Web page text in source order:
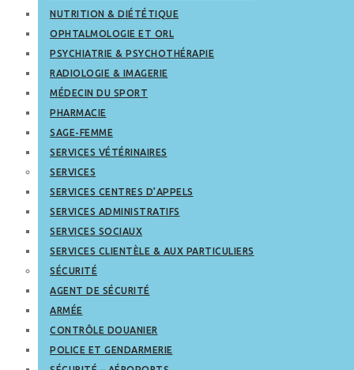
NUTRITION & DIÉTÉTIQUE
OPHTALMOLOGIE ET ORL
PSYCHIATRIE & PSYCHOTHÉRAPIE
RADIOLOGIE & IMAGERIE
MÉDECIN DU SPORT
PHARMACIE
SAGE-FEMME
SERVICES VÉTÉRINAIRES
SERVICES
SERVICES CENTRES D’APPELS
SERVICES ADMINISTRATIFS
SERVICES SOCIAUX
SERVICES CLIENTÈLE & AUX PARTICULIERS
SÉCURITÉ
AGENT DE SÉCURITÉ
ARMÉE
CONTRÔLE DOUANIER
POLICE ET GENDARMERIE